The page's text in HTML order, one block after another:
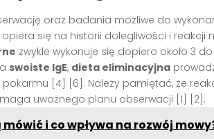
oraz badania możliwe do
się na historii dolegliwości i reakcji
zwykle wykonuje się dopiero około 3
swoiste IgE, dieta eliminacyjna
[4] [6]. Należy pamiętać, że
uważnego planu obserwacji [1] [2].
i co wpływa na rozwój